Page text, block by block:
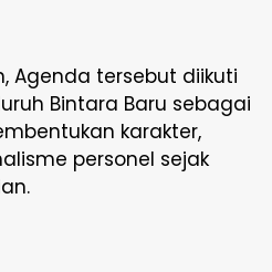
Agenda tersebut diikuti
Bintara Baru sebagai
karakter,
personel sejak